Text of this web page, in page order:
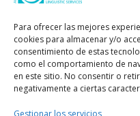
Para ofrecer las mejores
cookies para almacenar y/o
consentimiento de estas
como el comportamiento de
en este sitio. No consentir o
negativamente a ciertas
Gestionar los servicios